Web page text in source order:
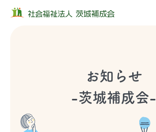
お知らせ
-茨城補成会-